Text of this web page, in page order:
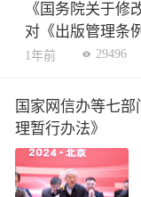
《国务院关于修
对《出版管理条
1年前 29496
国家网信办等七
理暂行办法》